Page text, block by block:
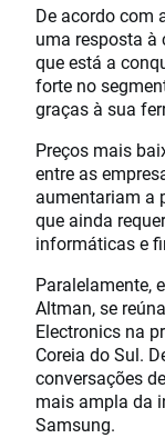
De acordo com
uma resposta à
que está a
forte no
graças à sua
Preços mais
entre as
aumentariam a
que ainda
informáticas e
Paralelamente,
Altman, se
Electronics na
Coreia do Sul.
conversações
mais ampla da
Samsung.